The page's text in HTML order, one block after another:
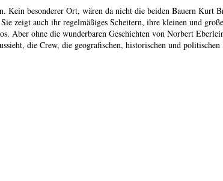
besonderer Ort, wären da nicht die beiden Bauern Kurt
zeigt auch ihr regelmäßiges Scheitern, ihre kleinen und
ohne die wunderbaren Geschichten von Norbert
die Crew, die geografischen, historischen und